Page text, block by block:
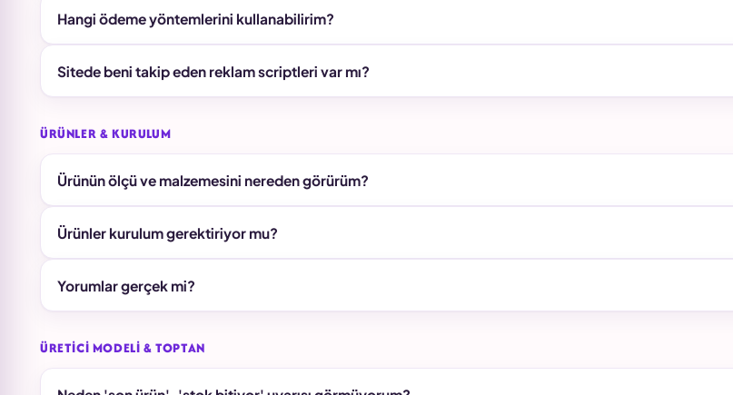
Hangi ödeme yöntemlerini kullanabilirim?
Sitede beni takip eden reklam scriptleri var mı?
ÜRÜNLER & KURULUM
Ürünün ölçü ve malzemesini nereden görürüm?
Ürünler kurulum gerektiriyor mu?
Yorumlar gerçek mi?
ÜRETICI MODELI & TOPTAN